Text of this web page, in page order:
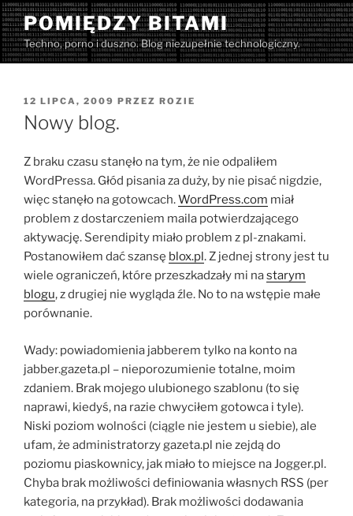
Przejdź
do
treści
POMIĘDZY BITAMI
Techno, porno i duszno. Blog niezupełnie technologiczny.
OPUBLIKOWANE
W
12 LIPCA, 2009 PRZEZ ROZIE
Nowy blog.
Z braku czasu stanęło na tym, że nie odpaliłem
WordPressa. Głód pisania za duży, by nie pisać nigdzie,
więc stanęło na gotowcach.WordPress.com miał
problem z dostarczeniem maila potwierdzającego
aktywację. Serendipity miało problem z pl-znakami.
Postanowiłem dać szansę blox.pl. Z jednej strony jest tu
wiele ograniczeń, które przeszkadzały mi nastarym
blogu, z drugiej nie wygląda źle. No to na wstępie małe
porównanie.
Wady: powiadomienia jabberem tylko na konto na
jabber.gazeta.pl – nieporozumienie totalne, moim
zdaniem. Brak mojego ulubionego szablonu (to się
naprawi, kiedyś, na razie chwyciłem gotowca i tyle).
Niski poziom wolności (ciągle nie jestem u siebie), ale
ufam, że administratorzy gazeta.pl nie zejdą do
poziomu piaskownicy, jak miało to miejsce na Jogger.pl.
Chyba brak możliwości definiowania własnych RSS (per
kategoria, na przykład). Brak możliwości dodawania